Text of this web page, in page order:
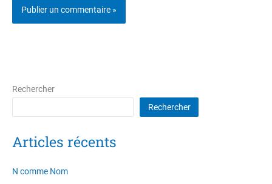
Rechercher
Rechercher
Articles récents
N comme Nom